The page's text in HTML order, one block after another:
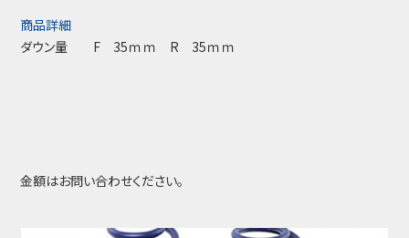
商品詳細
ダウン量 F 35ｍｍ R 35ｍｍ
金額はお問い合わせください。